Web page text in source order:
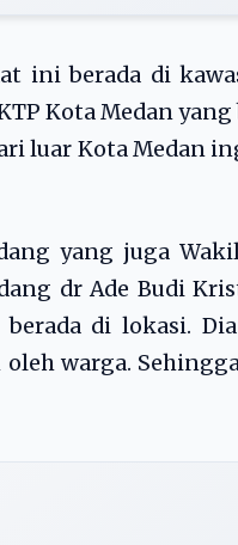
ini berada di
Kota Medan
luar Kota Medan
yang juga
dr Ade Budi
di lokasi.
warga.